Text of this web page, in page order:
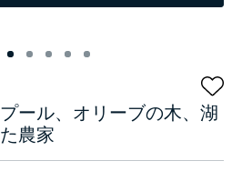
ール、オリーブの木、湖
農家